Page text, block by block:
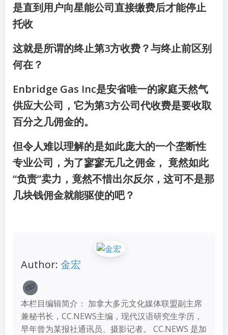
是直到用户向星能公司直接缴费后才能停止
托收
这就是所谓的终止第3方收费？与终止前区别
何在？
Enbridge Gas Inc是安省唯一的家庭天然气
供应大公司，它为第3方公司代收费是要收取
百分之几佣金的。
但令人难以理解的是如此庞大的一个垄断性
专业公司，为了寥寥无几之佣金， 竟然如此
“负责”卖力，竟然不惜出尔反尔，这可不是那
几块钱佣金就能驱使的吧？
Author: 金宏
本栏目编辑简介： 加拿大多元文化媒体联盟副主席
兼秘书长，CC.NEWS主编，现代汉语研究生学历，
早年曾为某报社通讯员、摄影记者。 CC.NEWS 是加